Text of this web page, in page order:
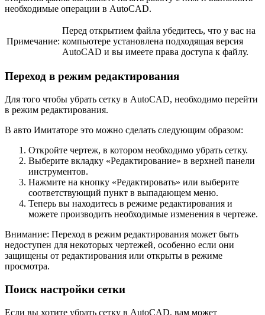
необходимые операции в AutoCAD.
Примечание:
Перед открытием файла убедитесь, что у вас на
компьютере установлена подходящая версия
AutoCAD и вы имеете права доступа к файлу.
Переход в режим редактирования
Для того чтобы убрать сетку в AutoCAD, необходимо перейти
в режим редактирования.
В авто Имитаторе это можно сделать следующим образом:
Откройте чертеж, в котором необходимо убрать сетку.
Выберите вкладку «Редактирование» в верхней панели
инструментов.
Нажмите на кнопку «Редактировать» или выберите
соответствующий пункт в выпадающем меню.
Теперь вы находитесь в режиме редактирования и
можете производить необходимые изменения в чертеже.
Внимание: Переход в режим редактирования может быть
недоступен для некоторых чертежей, особенно если они
защищены от редактирования или открыты в режиме
просмотра.
Поиск настройки сетки
Если вы хотите убрать сетку в AutoCAD, вам может